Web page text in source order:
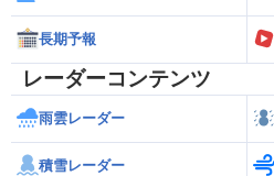
長期予報
レーダーコンテンツ
雨雲レーダー
積雪レーダー